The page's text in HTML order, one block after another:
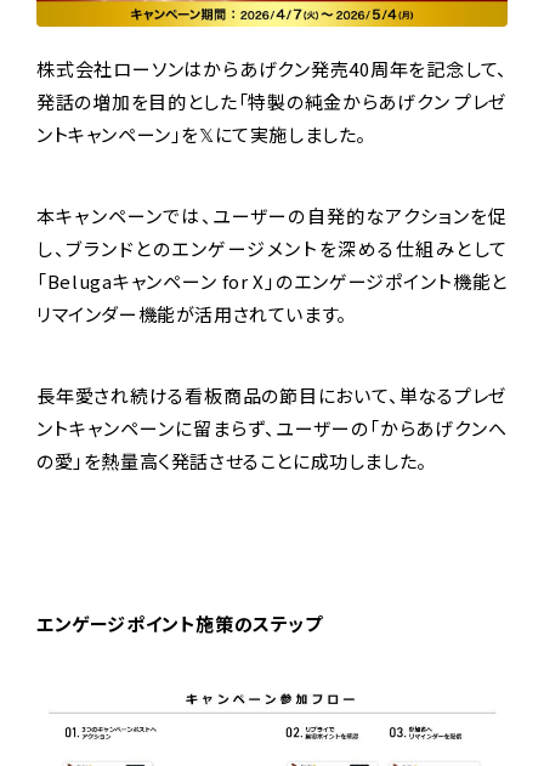
株式会社ローソンはからあげクン発売40周年を記念して、
発話の増加を目的とした「特製の純金からあげクン プレゼ
ントキャンペーン」を𝕏にて実施しました。
本キャンペーンでは、ユーザーの自発的なアクションを促
し、ブランドとのエンゲージメントを深める仕組みとして
「Belugaキャンペーン for X」のエンゲージポイント機能と
リマインダー機能が活用されています。
長年愛され続ける看板商品の節目において、単なるプレゼ
ントキャンペーンに留まらず、ユーザーの「からあげクンへ
の愛」を熱量高く発話させることに成功しました。
エンゲージポイント施策のステップ